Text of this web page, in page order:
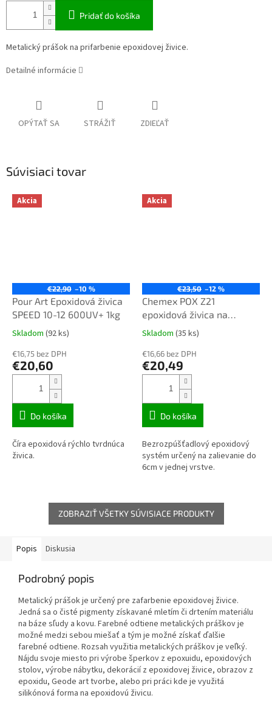
Pridať do košíka
Metalický prášok na prifarbenie epoxidovej živice.
Detailné informácie
OPÝTAŤ SA STRÁŽIŤ ZDIEĽAŤ
Súvisiaci tovar
Akcia
€22,90 –10 %
Pour Art Epoxidová živica
SPEED 10-12 600UV+ 1kg
Priemerné
produktu
je
5
hviezdičiek.
Skladom (92 ks)
€16,75 bez DPH
€20,60
Do košíka
Číra epoxidová rýchlo tvrdnúca
živica.
Akcia
€23,50 –12 %
Chemex POX Z21
epoxidová živica na
zalievanie číra 1,29 kg TOP
Priemerné
produktu
je
5
hviezdičiek.
Skladom (35 ks)
€16,66 bez DPH
€20,49
Do košíka
Bezrozpúšťadlový epoxidový
systém určený na zalievanie do
6cm v jednej vrstve.
ZOBRAZIŤ VŠETKY SÚVISIACE PRODUKTY
Popis Diskusia
Podrobný popis
Metalický prášok je určený pre zafarbenie epoxidovej živice.
Jedná sa o čisté pigmenty získavané mletím či drtením materiálu
na báze sľudy a kovu. Farebné odtiene metalických práškov je
možné medzi sebou miešať a tým je možné získať ďalšie
farebné odtiene. Rozsah využitia metalických práškov je veľký.
Nájdu svoje miesto pri výrobe šperkov z epoxuidu, epoxidových
stolov, výrobe nábytku, dekorácií z epoxidovej živice, obrazov z
epoxidu, Geode art tvorbe, alebo pri práci kde je využitá
silikónová forma na epoxidovú živicu.